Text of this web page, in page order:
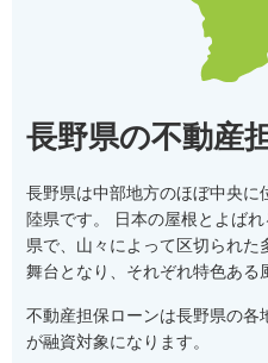
長野県の不動産
長野県は中部地方のほぼ中央に
陸県です。 日本の屋根とよば
県で、山々によって区切られ
舞台となり、それぞれ特色ある
不動産担保ローンは長野県の各
が融資対象になります。